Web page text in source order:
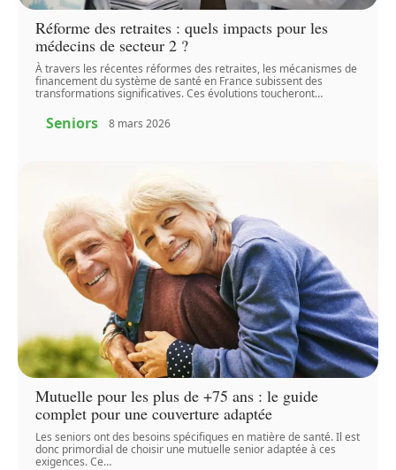
Réforme des retraites : quels impacts pour les
médecins de secteur 2 ?
À travers les récentes réformes des retraites, les mécanismes de
financement du système de santé en France subissent des
transformations significatives. Ces évolutions toucheront…
Seniors 8 mars 2026
Mutuelle pour les plus de +75 ans : le guide
complet pour une couverture adaptée
Les seniors ont des besoins spécifiques en matière de santé. Il est
donc primordial de choisir une mutuelle senior adaptée à ces
exigences. Ce…